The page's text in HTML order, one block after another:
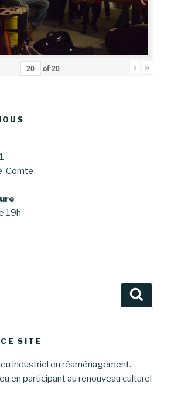
of20 › »
Comte
19h
SITE
industriel en réaménagement.
en participant au renouveau culturel